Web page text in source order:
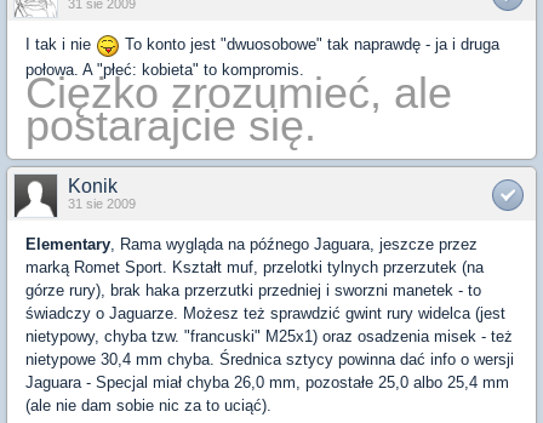
31 sie 2009
I tak i nie
To konto jest "dwuosobowe" tak naprawdę - ja i druga
połowa. A "płeć: kobieta" to kompromis.
Ciężko zrozumieć, ale
postarajcie się.
Konik
31 sie 2009
Elementary , Rama wygląda na późnego Jaguara, jeszcze przez
marką Romet Sport. Kształt muf, przelotki tylnych przerzutek (na
górze rury), brak haka przerzutki przedniej i sworzni manetek - to
świadczy o Jaguarze. Możesz też sprawdzić gwint rury widelca (jest
nietypowy, chyba tzw. "francuski" M25x1) oraz osadzenia misek - też
nietypowe 30,4 mm chyba. Średnica sztycy powinna dać info o wersji
Jaguara - Specjal miał chyba 26,0 mm, pozostałe 25,0 albo 25,4 mm
(ale nie dam sobie nic za to uciąć).